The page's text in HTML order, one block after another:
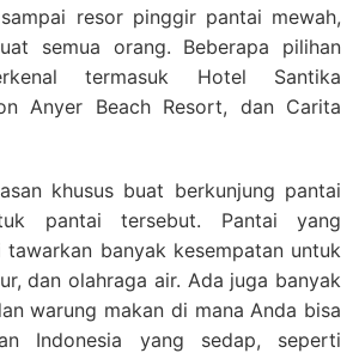
resor pinggir pantai mewah,
semua orang. Beberapa pilihan
termasuk Hotel Santika
Anyer Beach Resort, dan Carita
khusus buat berkunjung pantai
pantai tersebut. Pantai yang
tawarkan banyak kesempatan untuk
dan olahraga air. Ada juga banyak
warung makan di mana Anda bisa
Indonesia yang sedap, seperti